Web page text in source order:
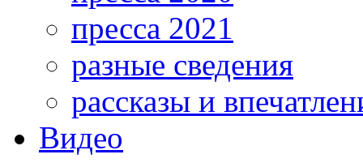
пресса 2021
разные сведения
рассказы и
Видео